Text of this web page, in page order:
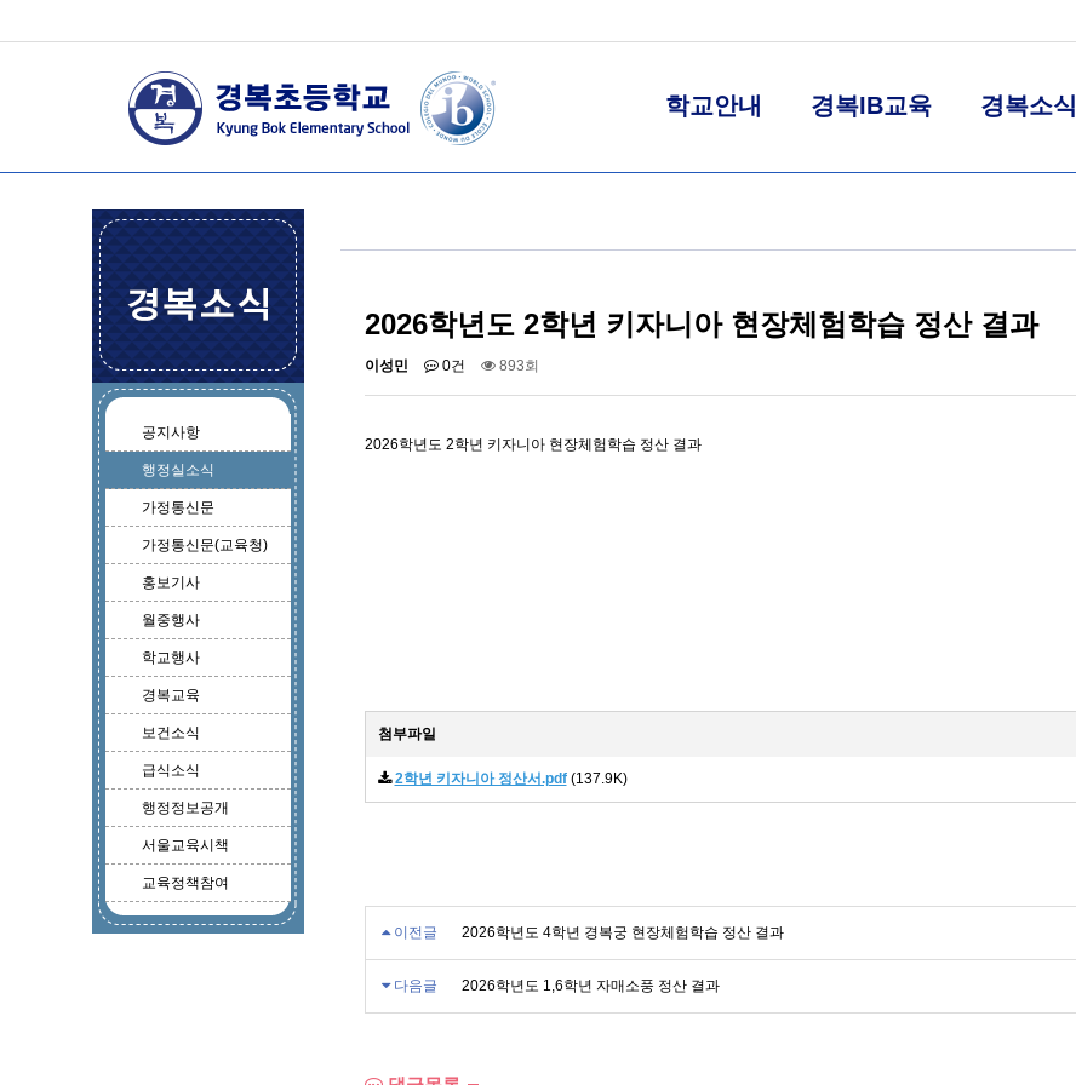
학교안내 경복IB교육 경복소식
공지사항
행정실소식
가정통신문
가정통신문(교육청)
홍보기사
월중행사
학교행사
경복교육
보건소식
급식소식
행정정보공개
서울교육시책
교육정책참여
2026학년도 2학년 키자니아 현장체험학습 정산 결과
이성민 0건 893회
2026학년도 2학년 키자니아 현장체험학습 정산 결과
첨부파일
2학년 키자니아 정산서.pdf(137.9K)
이전글 2026학년도 4학년 경복궁 현장체험학습 정산 결과
다음글 2026학년도 1,6학년 자매소풍 정산 결과